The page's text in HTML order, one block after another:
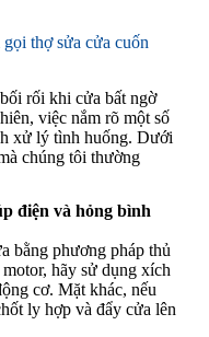
thợ sửa cửa cuốn
rối khi cửa bất ngờ
việc nắm rõ một số
xử lý tình huống. Dưới
chúng tôi thường
điện và hỏng bình
bằng phương pháp thủ
hãy sử dụng xích
cơ. Mặt khác, nếu
ly hợp và đẩy cửa lên